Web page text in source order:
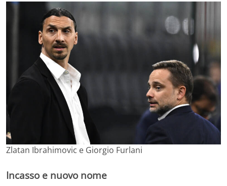
Zlatan Ibrahimovic e Giorgio Furlani
Incasso e nuovo nome